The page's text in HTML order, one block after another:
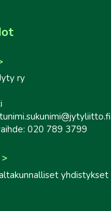
ry
020 789 3799
yhdistykset